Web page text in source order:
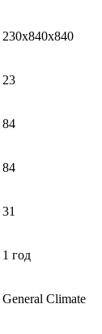
230х840х840
23
84
84
31
1 год
General Climate